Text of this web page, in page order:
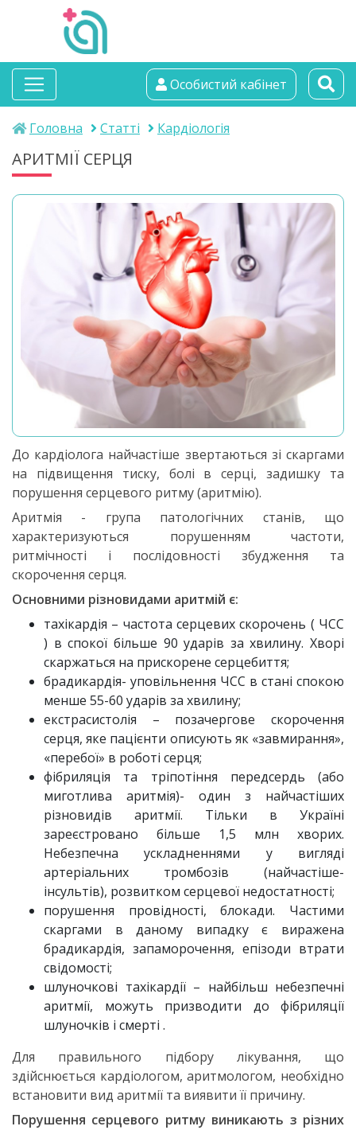
альтамедика
медичний центр
Особистий кабінет
Головна Статті Кардіологія
АРИТМІЇ СЕРЦЯ
До кардіолога найчастіше звертаються зі скаргами
на підвищення тиску, болі в серці, задишку та
порушення серцевого ритму (аритмію).
Аритмія - група патологічних станів, що
характеризуються порушенням частоти,
ритмічності і послідовності збудження та
скорочення серця.
Основними різновидами аритмій є:
тахікардія – частота серцевих скорочень ( ЧСС
) в спокої більше 90 ударів за хвилину. Хворі
скаржаться на прискорене серцебиття;
брадикардія- уповільнення ЧСС в стані спокою
менше 55-60 ударів за хвилину;
екстрасистолія – позачергове скорочення
серця, яке пацієнти описують як «завмирання»,
«перебої» в роботі серця;
фібриляція та тріпотіння передсердь (або
миготлива аритмія)- один з найчастіших
різновидів аритмії. Тільки в Україні
зареєстровано більше 1,5 млн хворих.
Небезпечна ускладненнями у вигляді
артеріальних тромбозів (найчастіше-
інсультів), розвитком серцевої недостатності;
порушення провідності, блокади. Частими
скаргами в даному випадку є виражена
брадикардія, запаморочення, епізоди втрати
свідомості;
шлуночкові тахікардії – найбільш небезпечні
аритмії, можуть призводити до фібриляції
шлуночків і смерті .
Для правильного підбору лікування, що
здійснюється кардіологом, аритмологом, необхідно
встановити вид аритмії та виявити її причину.
Порушення серцевого ритму виникають з різних